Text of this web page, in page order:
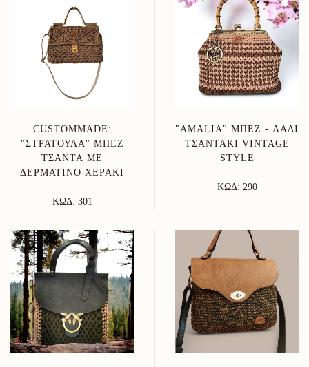
CUSTOMMADE:
"ΣΤΡΑΤΟΎΛΑ" ΜΠΕΖ
ΤΣΆΝΤΑ ΜΕ
ΔΕΡΜΆΤΙΝΟ ΧΕΡΆΚΙ
ΚΩΔ: 301
"AMALIA" ΜΠΕΖ - ΛΑΔΊ
ΤΣΑΝΤΆΚΙ VINTAGE
STYLE
ΚΩΔ: 290